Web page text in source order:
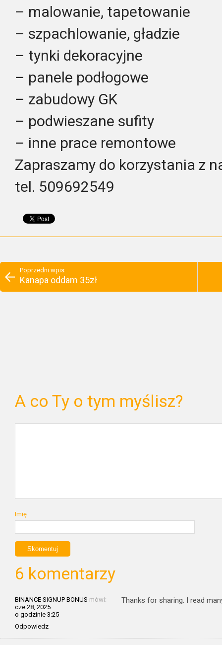
– malowanie, tapetowanie
– szpachlowanie, gładzie
– tynki dekoracyjne
– panele podłogowe
– zabudowy GK
– podwieszane sufity
– inne prace remontowe
Zapraszamy do korzystania z
tel. 509692549
Poprzedni wpis
Kanapa oddam 35zł
A co Ty o tym myślisz?
Imię
6 komentarzy
BINANCE SIGNUP BONUS mówi:
cze 28, 2025
o godzinie 3:25
Odpowiedz
Thanks for sharing. I read